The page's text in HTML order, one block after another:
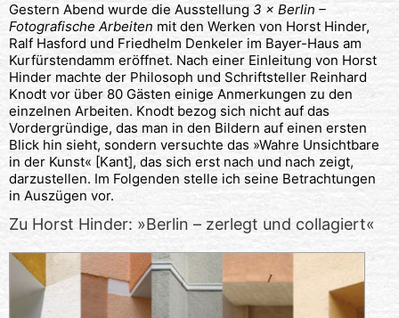
Gestern Abend wurde die Ausstellung 3 × Berlin –
Fotografische Arbeiten mit den Werken von Horst Hinder,
Ralf Hasford und Friedhelm Denkeler im Bayer-Haus am
Kurfürstendamm eröffnet. Nach einer Einleitung von Horst
Hinder machte der Philosoph und Schriftsteller Reinhard
Knodt vor über 80 Gästen einige Anmerkungen zu den
einzelnen Arbeiten. Knodt bezog sich nicht auf das
Vordergründige, das man in den Bildern auf einen ersten
Blick hin sieht, sondern versuchte das »Wahre Unsichtbare
in der Kunst« [Kant], das sich erst nach und nach zeigt,
darzustellen. Im Folgenden stelle ich seine Betrachtungen
in Auszügen vor.
Zu Horst Hinder: »Berlin – zerlegt und collagiert«